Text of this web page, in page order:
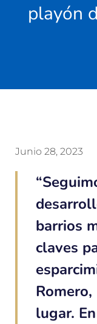
playón
Junio 28, 2023
barrios
claves
lugar.